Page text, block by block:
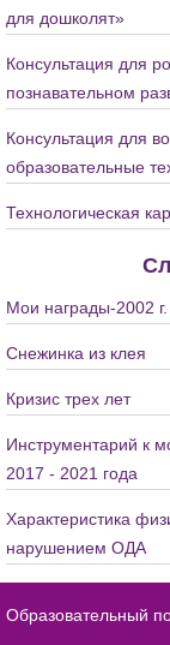
для дошколят»
Консультация для
познавательном
Консультация для
образовательные
Технологическая
Мои награды-2002 г.
Снежинка из клея
Кризис трех лет
Инструментарий к
2017 - 2021 года
Характеристика
нарушением ОДА
Образовательный